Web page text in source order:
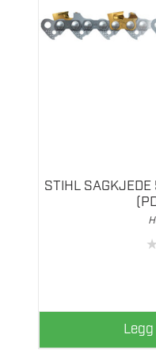
STIHL
★